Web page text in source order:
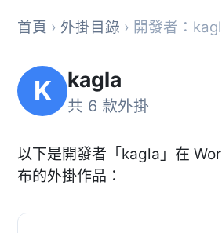
首頁 › 外掛目錄 › 開發者：
K kagla
共 6 款外掛
以下是開發者「kagla」在
布的外掛作品：